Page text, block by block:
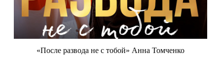
«После развода не с тобой» Анна Томченко